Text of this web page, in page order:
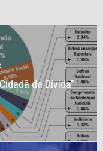
da Dívida”